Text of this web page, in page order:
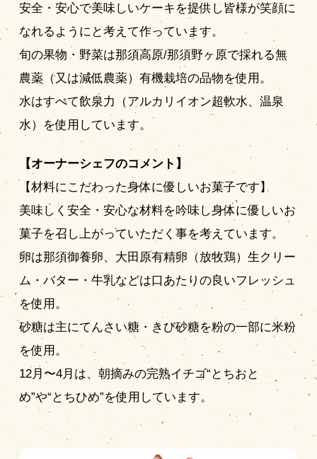
安全・安心で美味しいケーキを提供し皆様が笑顔に
なれるようにと考えて作っています。
旬の果物・野菜は那須高原/那須野ヶ原で採れる無
農薬（又は減低農薬）有機栽培の品物を使用。
水はすべて飲泉力（アルカリイオン超軟水、温泉
水）を使用しています。
【オーナーシェフのコメント】
【材料にこだわった身体に優しいお菓子です】
美味しく安全・安心な材料を吟味し身体に優しいお
菓子を召し上がっていただく事を考えています。
卵は那須御養卵、大田原有精卵（放牧鶏）生クリー
ム・バター・牛乳などは口あたりの良いフレッシュ
を使用。
砂糖は主にてんさい糖・きび砂糖を粉の一部に米粉
を使用。
12月〜4月は、朝摘みの完熟イチゴ“とちおと
め”や“とちひめ”を使用しています。